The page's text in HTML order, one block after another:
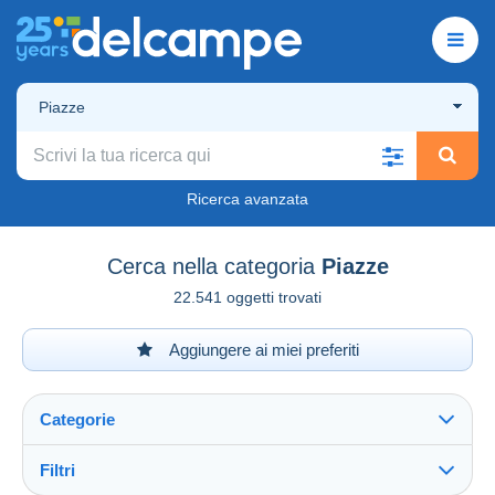
Piazze
Ricerca avanzata
Cerca nella categoria Piazze
22.541 oggetti trovati
Aggiungere ai miei preferiti
Categorie
Filtri